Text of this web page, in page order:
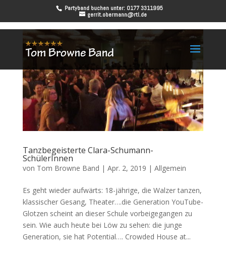
Partyband buchen unter: 0177 3311995
gerrit.obermann@rtl.de
Tanzbegeisterte Clara-Schumann-
SchülerInnen
von Tom Browne Band | Apr. 2, 2019 | Allgemein
Es geht wieder aufwärts: 18-jährige, die Walzer tanzen,
klassischer Gesang, Theater….die Generation YouTube-
Glotzen scheint an dieser Schule vorbeigegangen zu
sein. Wie auch heute bei Löw zu sehen: die junge
Generation, sie hat Potential…. Crowded House at...